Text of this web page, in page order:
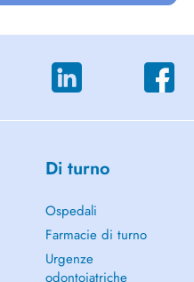
Di turno
Ospedali
Farmacie di turno
Urgenze
odontoiatriche